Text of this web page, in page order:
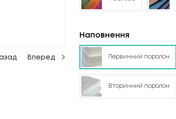
Вперед
Наповнення
Первинний поролон
Вторинний поролон